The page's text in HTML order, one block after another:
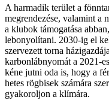
A harmadik terület a
megrendezése, valamint a
a klubok támogatása
lebonyolítani. 2030-ig el
szervezett torna
karbonlábnyomát a 2021-
kéne jutni oda is, hogy a
hetes rögbisek számára
gyakoroljon a klímára.